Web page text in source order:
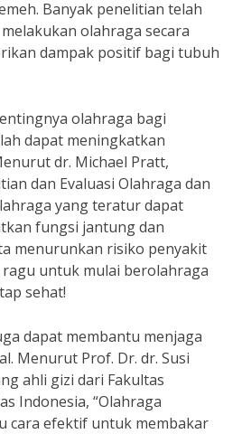
Banyak penelitian telah
olahraga secara
dampak positif bagi tubuh
olahraga bagi
dapat meningkatkan
dr. Michael Pratt,
dan Evaluasi Olahraga dan
yang teratur dapat
fungsi jantung dan
menurunkan risiko penyakit
ragu untuk mulai berolahraga
sehat!
dapat membantu menjaga
Menurut Prof. Dr. dr. Susi
ahli gizi dari Fakultas
Indonesia, “Olahraga
cara efektif untuk membakar